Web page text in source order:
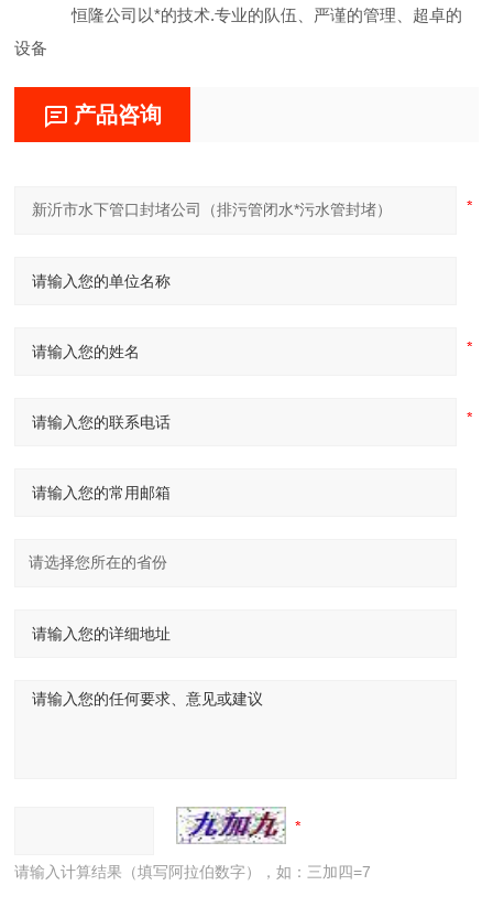
恒隆公司以*的技术.专业的队伍、严谨的管理、超卓的
设备
产品咨询
请输入计算结果（填写阿拉伯数字），如：三加四=7